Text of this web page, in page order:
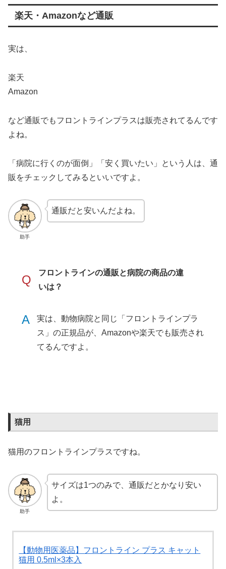
楽天・Amazonなど通販
実は、
楽天
Amazon
など通販でもフロントラインプラスは販売されてるんです
よね。
「病院に行くのが面倒」「安く買いたい」という人は、通
販をチェックしてみるといいですよ。
助手
通販だと安いんだよね。
Q
フロントラインの通販と病院の商品の違
いは？
A
実は、動物病院と同じ「フロントラインプラ
ス」の正規品が、Amazonや楽天でも販売され
てるんですよ。
猫用
猫用のフロントラインプラスですね。
助手
サイズは1つのみで、通販だとかなり安い
よ。
【動物用医薬品】フロントライン プラス キャット
猫用 0.5ml×3本入